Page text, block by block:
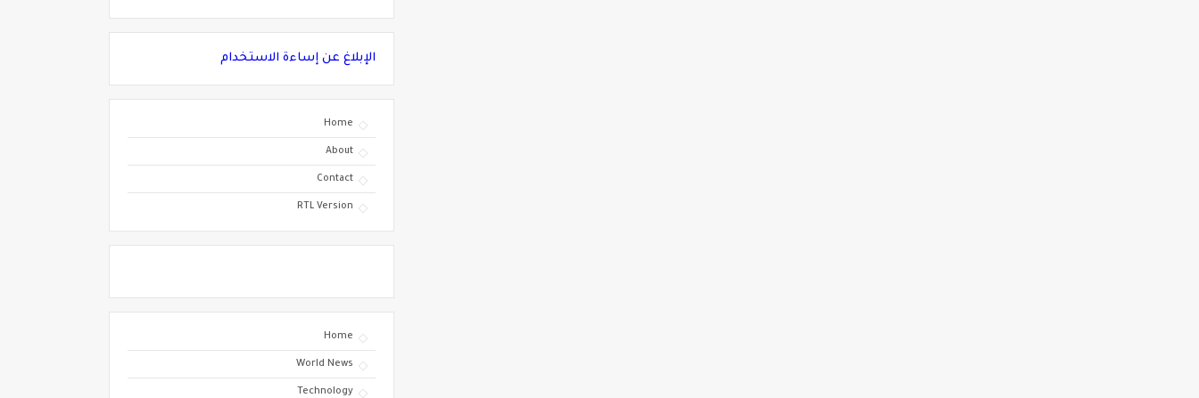
الإبلاغ عن إساءة الاستخدام
Home
About
Contact
RTL Version
Home
World News
Technology